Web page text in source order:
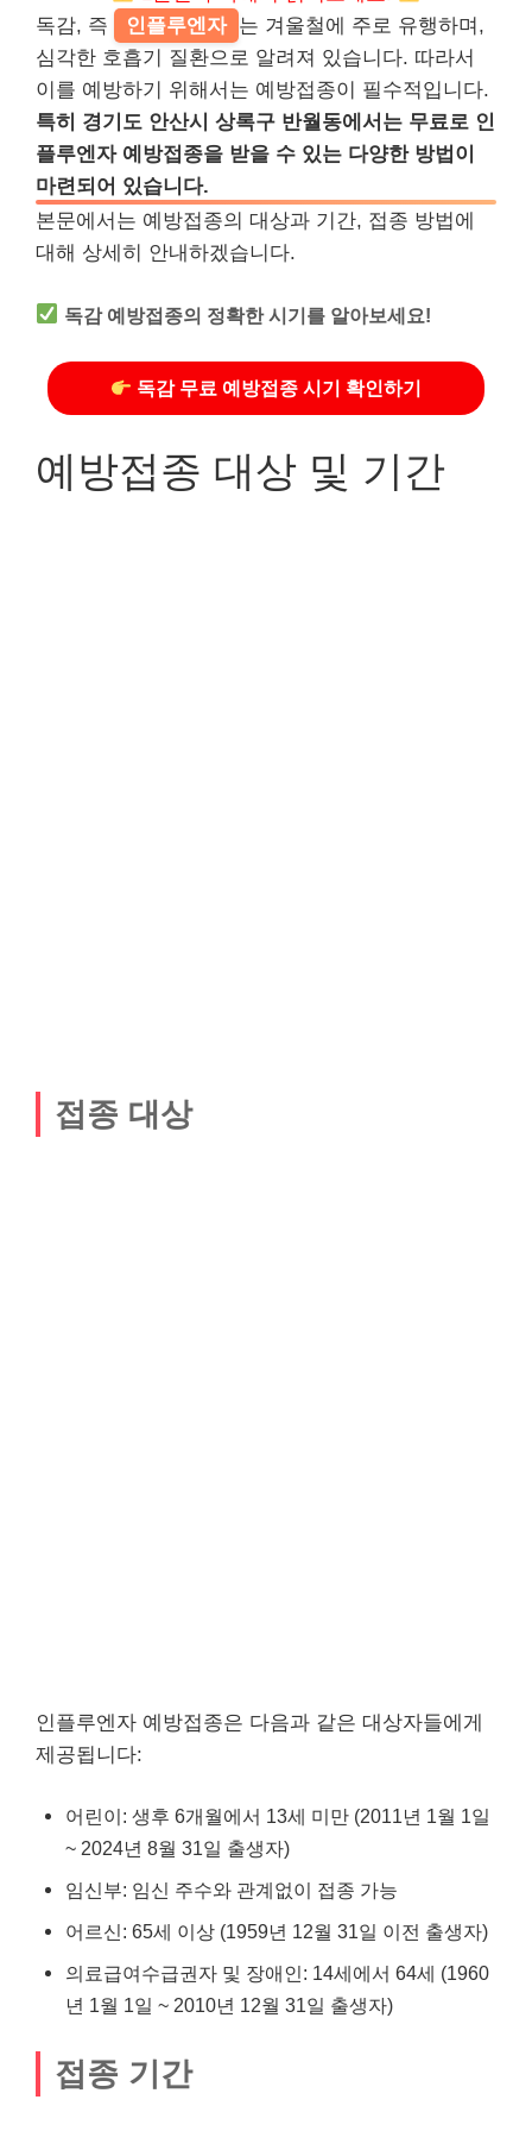
독감, 즉
인플루엔자 는 겨울철에 주로 유행하며,
심각한 호흡기 질환으로 알려져 있습니다. 따라서
이를 예방하기 위해서는 예방접종이 필수적입니다.
특히 경기도 안산시 상록구 반월동에서는 무료로 인
플루엔자 예방접종을 받을 수 있는 다양한 방법이
마련되어 있습니다.
본문에서는 예방접종의 대상과 기간, 접종 방법에
대해 상세히 안내하겠습니다.
독감 예방접종의 정확한 시기를 알아보세요!
독감 무료 예방접종 시기 확인하기
예방접종 대상 및 기간
접종 대상
인플루엔자 예방접종은 다음과 같은 대상자들에게
제공됩니다:
어린이: 생후 6개월에서 13세 미만 (2011년 1월 1일
~ 2024년 8월 31일 출생자)
임신부: 임신 주수와 관계없이 접종 가능
어르신: 65세 이상 (1959년 12월 31일 이전 출생자)
의료급여수급권자 및 장애인: 14세에서 64세 (1960
년 1월 1일 ~ 2010년 12월 31일 출생자)
접종 기간